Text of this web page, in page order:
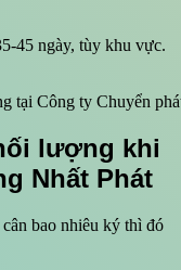
45 ngày, tùy khu vực.
tại Công ty Chuyển
lượng khi
Nhất Phát
bao nhiêu ký thì đó